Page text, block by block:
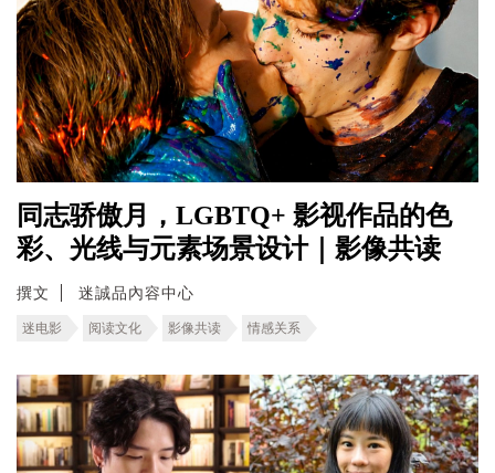
同志骄傲月，LGBTQ+ 影视作品的色
彩、光线与元素场景设计｜影像共读
撰文 迷誠品內容中心
迷电影 阅读文化 影像共读 情感关系